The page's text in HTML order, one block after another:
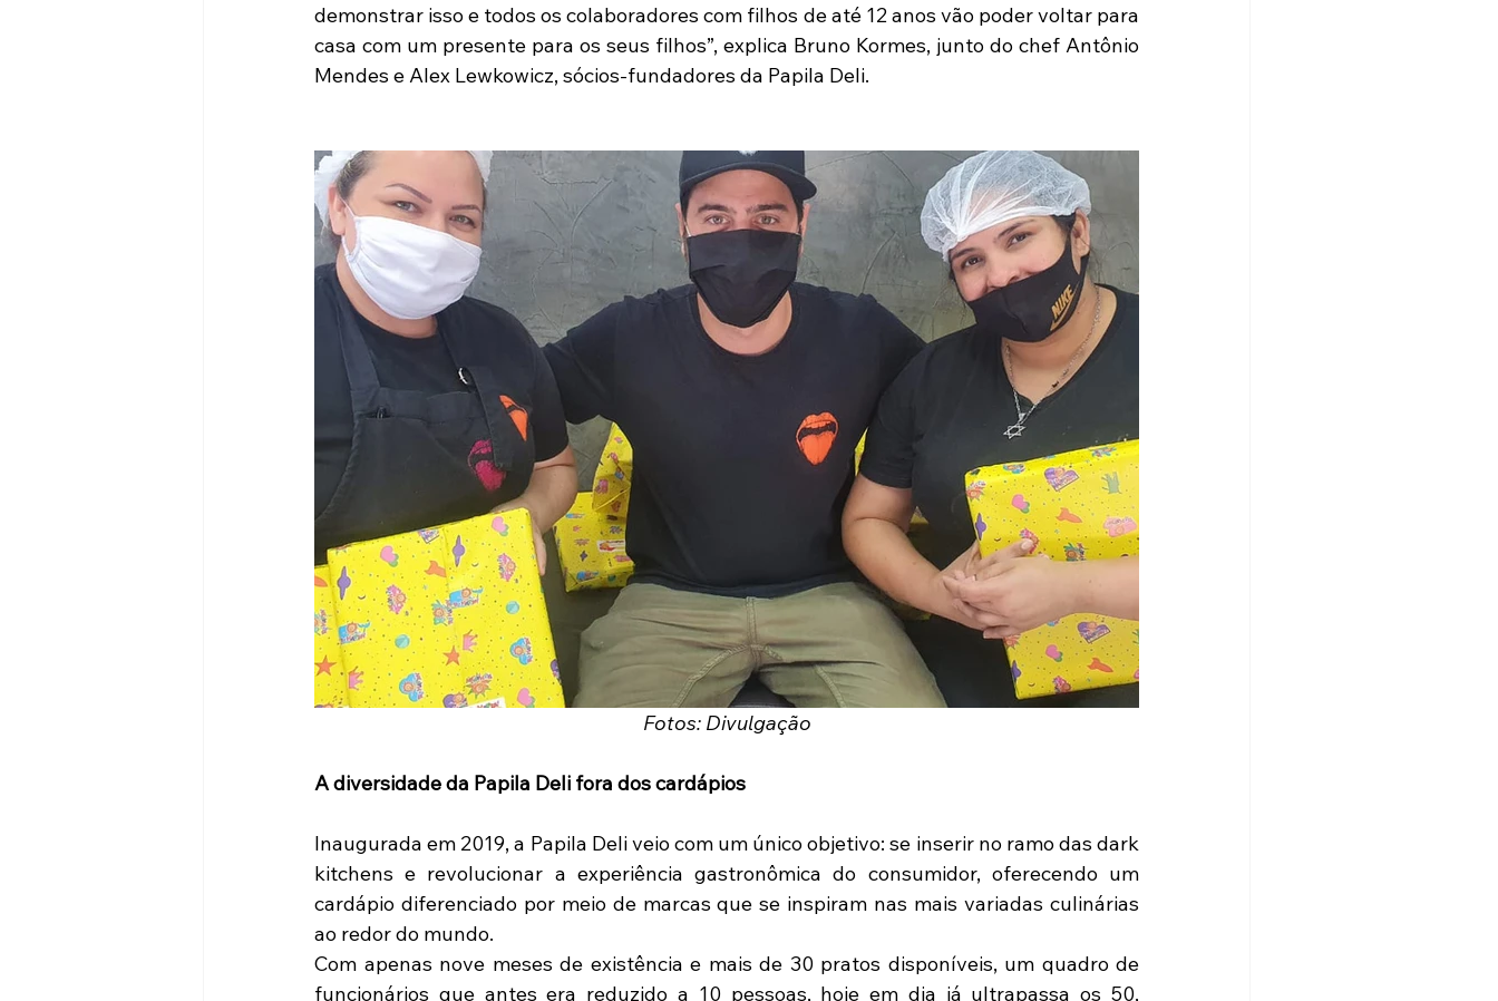
demonstrar isso e todos os colaboradores com filhos de até 12 anos vão poder voltar para
casa com um presente para os seus filhos”, explica Bruno Kormes, junto do chef Antônio
Mendes e Alex Lewkowicz, sócios-fundadores da Papila Deli.
Fotos: Divulgação
A diversidade da Papila Deli fora dos cardápios
Inaugurada em 2019, a Papila Deli veio com um único objetivo: se inserir no ramo das dark
kitchens e revolucionar a experiência gastronômica do consumidor, oferecendo um
cardápio diferenciado por meio de marcas que se inspiram nas mais variadas culinárias
ao redor do mundo.
Com apenas nove meses de existência e mais de 30 pratos disponíveis, um quadro de
funcionários que antes era reduzido a 10 pessoas, hoje em dia já ultrapassa os 50,